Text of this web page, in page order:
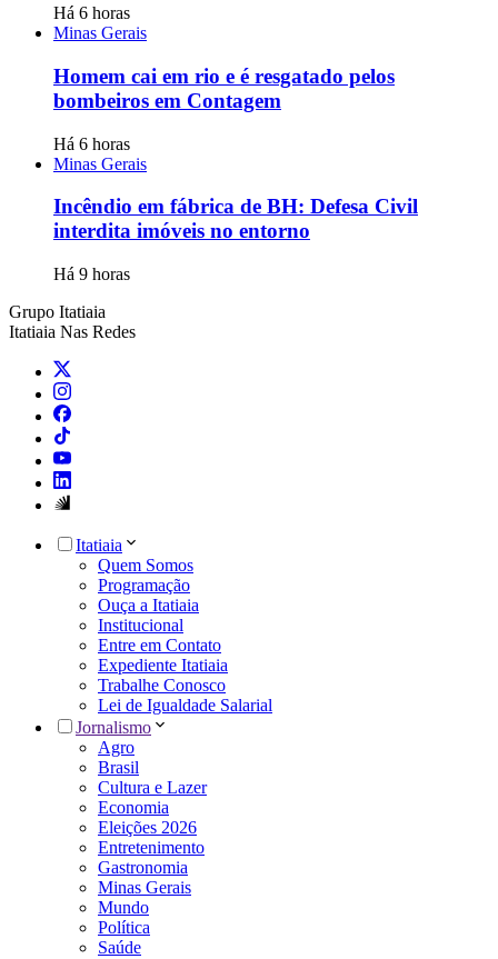
Há 6 horas
Minas Gerais
Homem cai em rio e é resgatado pelos
bombeiros em Contagem
Há 6 horas
Minas Gerais
Incêndio em fábrica de BH: Defesa Civil
interdita imóveis no entorno
Há 9 horas
Grupo Itatiaia
Itatiaia Nas Redes
Itatiaia
Quem Somos
Programação
Ouça a Itatiaia
Institucional
Entre em Contato
Expediente Itatiaia
Trabalhe Conosco
Lei de Igualdade Salarial
Jornalismo
Agro
Brasil
Cultura e Lazer
Economia
Eleições 2026
Entretenimento
Gastronomia
Minas Gerais
Mundo
Política
Saúde